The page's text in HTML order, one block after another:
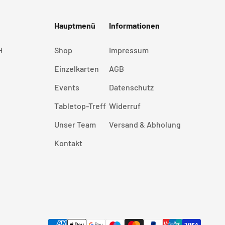
Hauptmenü
Shop
Einzelkarten
Events
Tabletop-Treff
Unser Team
Kontakt
Informationen
Impressum
AGB
Datenschutz
Widerruf
Versand & Abholung